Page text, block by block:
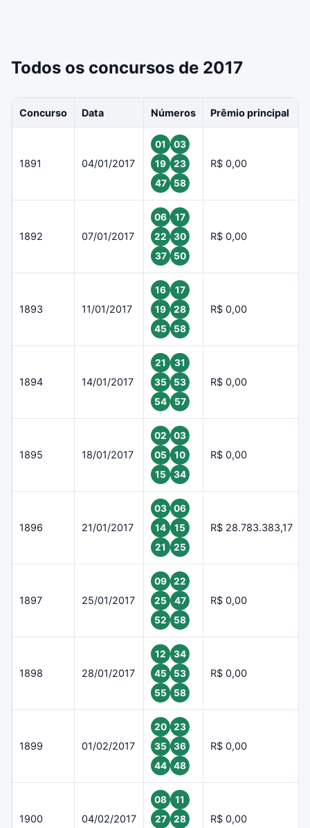
Todos os concursos de 2017
Concurso Data Números Prêmio principal
1891 04/01/2017
01
03
19
23
47
58
R$ 0,00
1892 07/01/2017
06
17
22
30
37
50
R$ 0,00
1893 11/01/2017
16
17
19
28
45
58
R$ 0,00
1894 14/01/2017
21
31
35
53
54
57
R$ 0,00
1895 18/01/2017
02
03
05
10
15
34
R$ 0,00
1896 21/01/2017
03
06
14
15
21
25
R$ 28.783.383,17
1897 25/01/2017
09
22
25
47
52
58
R$ 0,00
1898 28/01/2017
12
34
45
53
55
58
R$ 0,00
1899 01/02/2017
20
23
35
36
44
48
R$ 0,00
1900 04/02/2017
08
11
27
28
R$ 0,00